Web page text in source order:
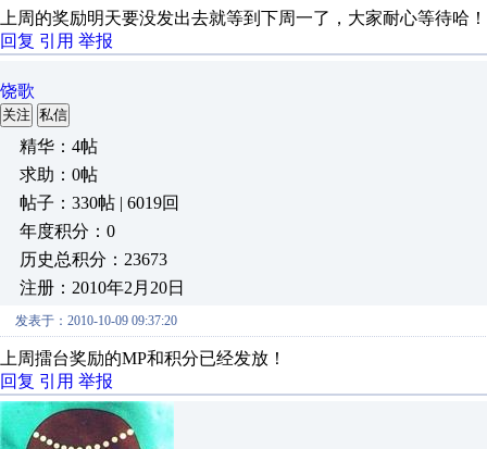
上周的奖励明天要没发出去就等到下周一了，大家耐心等待哈！
回复 引用 举报
饶歌
关注 私信
精华：4帖
求助：0帖
帖子：330帖 | 6019回
年度积分：0
历史总积分：23673
注册：2010年2月20日
发表于：2010-10-09 09:37:20
上周擂台奖励的MP和积分已经发放！
回复 引用 举报